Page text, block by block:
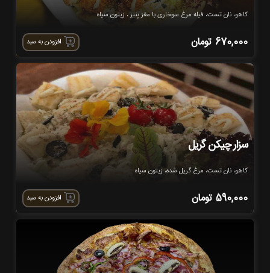
کاهو، نان تست، فیله مرغ سوخاری با مغز پنیر ، زیتون سیاه
670,000 تومان افزودن به سبد
سزار چیکن گریل
کاهو، نان تست، مرغ گریل شده، زیتون سیاه
590,000 تومان افزودن به سبد